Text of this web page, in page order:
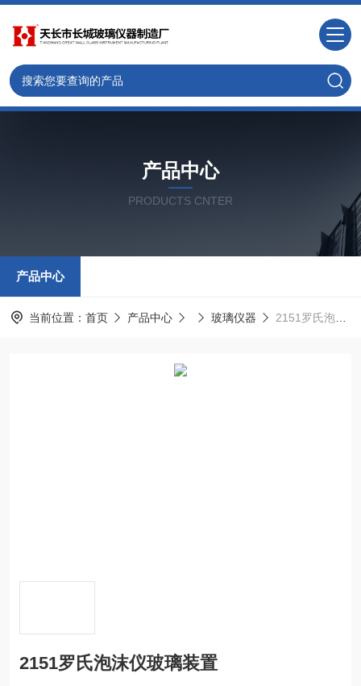
产品中心
PRODUCTS CNTER
产品中心
当前位置： 首页 产品中心 玻璃仪器 2151罗氏泡沫仪玻璃装置
2151罗氏泡沫仪玻璃装置